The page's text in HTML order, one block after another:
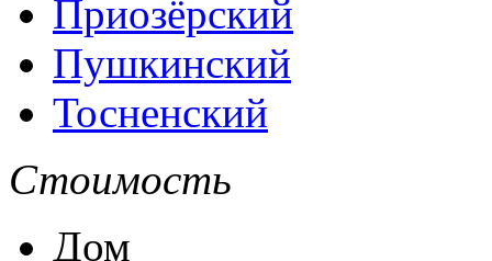
Приозёрский
Пушкинский
Тосненский
Стоимость
Дом